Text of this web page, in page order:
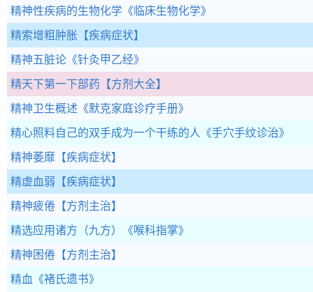
精神性疾病的生物化学 《临床生物化学》
精索增粗肿胀 【疾病症状】
精神五脏论 《针灸甲乙经》
精天下第一下部药 【方剂大全】
精神卫生概述 《默克家庭诊疗手册》
精心照料自己的双手成为一个干练的人 《手穴手纹诊治》
精神萎靡 【疾病症状】
精虚血弱 【疾病症状】
精神疲倦 【方剂主治】
精选应用诸方（九方） 《喉科指掌》
精神困倦 【方剂主治】
精血 《褚氏遗书》